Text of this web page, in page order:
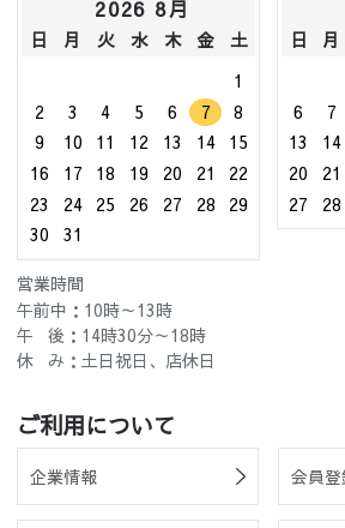
2026 8月
日 月 火 水 木 金
土
1
2
3 4 5 6 7
8
9
10 11 12 13 14
15
16
17 18 19 20 21
22
23
24 25 26 27 28
29
30
31
日 月
6
7
13
14
20
21
27
28
営業時間
午前中：10時～13時
午 後：14時30分～18時
休 み：土日祝日、店休日
ご利用について
企業情報 会員